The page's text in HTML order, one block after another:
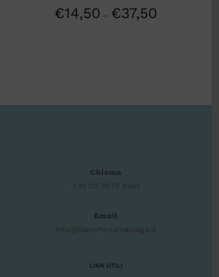
€14,50 – €37,50
Chiama
+39 02 9678 8461
Email
info@biancheriamalpaga.it
LINK UTILI